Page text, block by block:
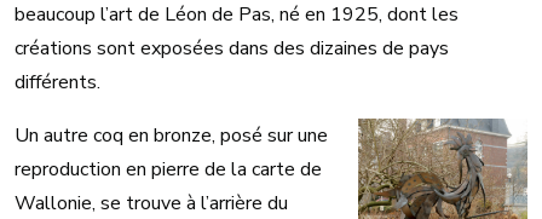
beaucoup l’art de Léon de Pas, né en 1925, dont les
créations sont exposées dans des dizaines de pays
différents.
Un autre coq en bronze, posé sur une
reproduction en pierre de la carte de
Wallonie, se trouve à l’arrière du